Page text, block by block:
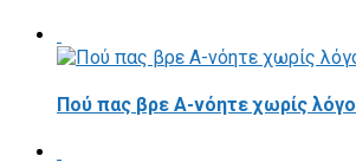
Πού πας βρε Α-νόητε χωρίς λόγο